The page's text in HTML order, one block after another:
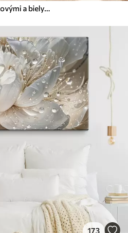
Textúrovaná maľba s béžovými a bielymi tvarmi
173